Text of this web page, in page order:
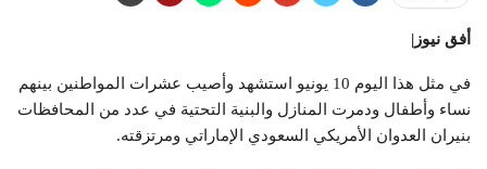
أفق نيوز|
في مثل هذا اليوم 10 يونيو استشهد وأصيب عشرات المواطنين بينهم
نساء وأطفال ودمرت المنازل والبنية التحتية في عدد من المحافظات
بنيران العدوان الأمريكي السعودي الإماراتي ومرتزقته.